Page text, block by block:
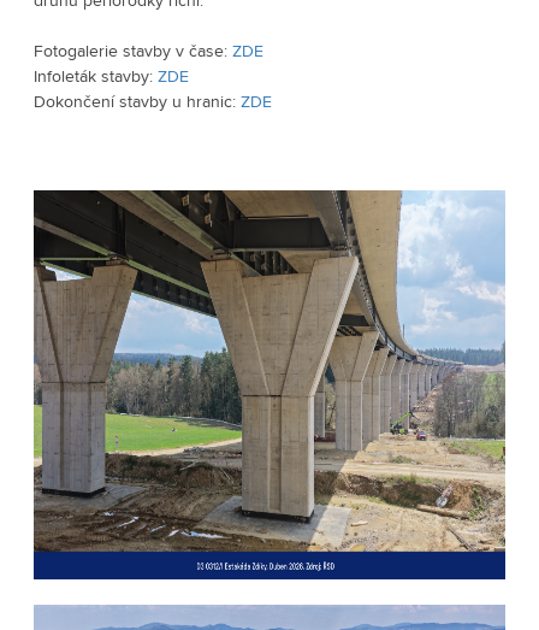
Fotogalerie stavby v čase: ZDE
Infoleták stavby: ZDE
Dokončení stavby u hranic: ZDE